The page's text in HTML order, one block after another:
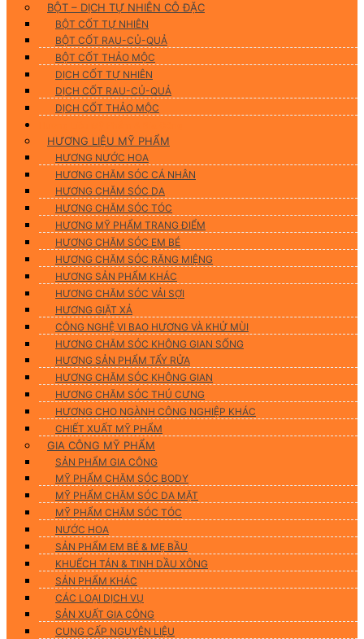
BỘT – DỊCH TỰ NHIÊN CÔ ĐẶC
BỘT CỐT TỰ NHIÊN
BỘT CỐT RAU-CỦ-QUẢ
BỘT CỐT THẢO MỘC
DỊCH CỐT TỰ NHIÊN
DỊCH CỐT RAU-CỦ-QUẢ
DỊCH CỐT THẢO MỘC
HƯƠNG LIỆU MỸ PHẨM
HƯƠNG NƯỚC HOA
HƯƠNG CHĂM SÓC CÁ NHÂN
HƯƠNG CHĂM SÓC DA
HƯƠNG CHĂM SÓC TÓC
HƯƠNG MỸ PHẨM TRANG ĐIỂM
HƯƠNG CHĂM SÓC EM BÉ
HƯƠNG CHĂM SÓC RĂNG MIỆNG
HƯƠNG SẢN PHẨM KHÁC
HƯƠNG CHĂM SÓC VẢI SỢI
HƯƠNG GIẶT XẢ
CÔNG NGHỆ VI BAO HƯƠNG VÀ KHỬ MÙI
HƯƠNG CHĂM SÓC KHÔNG GIAN SỐNG
HƯƠNG SẢN PHẨM TẨY RỬA
HƯƠNG CHĂM SÓC KHÔNG GIAN
HƯƠNG CHĂM SÓC THÚ CƯNG
HƯƠNG CHO NGÀNH CÔNG NGHIỆP KHÁC
CHIẾT XUẤT MỸ PHẨM
GIA CÔNG MỸ PHẨM
SẢN PHẨM GIA CÔNG
MỸ PHẨM CHĂM SÓC BODY
MỸ PHẨM CHĂM SÓC DA MẶT
MỸ PHẨM CHĂM SÓC TÓC
NƯỚC HOA
SẢN PHẨM EM BÉ & MẸ BẦU
KHUẾCH TÁN & TINH DẦU XÔNG
SẢN PHẨM KHÁC
CÁC LOẠI DỊCH VỤ
SẢN XUẤT GIA CÔNG
CUNG CẤP NGUYÊN LIỆU